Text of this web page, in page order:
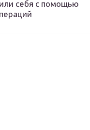
себя с помощью